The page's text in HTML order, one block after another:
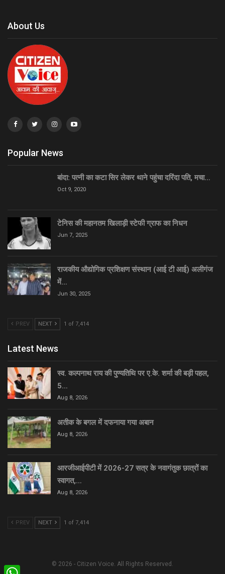
About Us
Popular News
बांदा: पत्नी का कटा सिर लेकर थाने पहुंचा दरिंदा पति, मचा…
Oct 9, 2020
टेनिस की महानतम खिलाड़ी स्टेफी ग्राफ का निधन
Jun 7, 2025
राजकीय औद्योगिक प्रशिक्षण संस्थान (आई टी आई) अलीगंज
में…
Jun 30, 2025
PREV NEXT 1 of 7,414
Latest News
स्व. कल्पनाथ राय की पुण्यतिथि पर ए.के. शर्मा की बड़ी पहल,
5…
Aug 8, 2026
अतीक के बगल में दफनाया गया अबान
Aug 8, 2026
आरजीआईपीटी में 2026-27 सत्र के नवागंतुक छात्रों का
स्वागत,…
Aug 8, 2026
PREV NEXT 1 of 7,414
© 2026 - Citizen Voice. All Rights Reserved.